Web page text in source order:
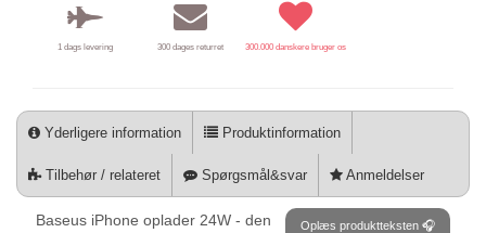
1 dags levering 300 dages returret 300.000 danskere bruger os
Yderligere information Produktinformation
Tilbehør / relateret Spørgsmål&svar Anmeldelser
Oplæs produktteksten 🎧
Baseus iPhone oplader 24W - den